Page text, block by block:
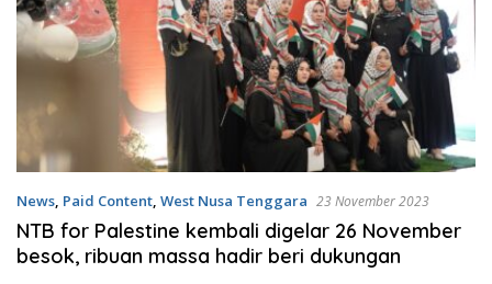
News, Paid Content, West Nusa Tenggara 23 November 2023
NTB for Palestine kembali digelar 26 November
besok, ribuan massa hadir beri dukungan